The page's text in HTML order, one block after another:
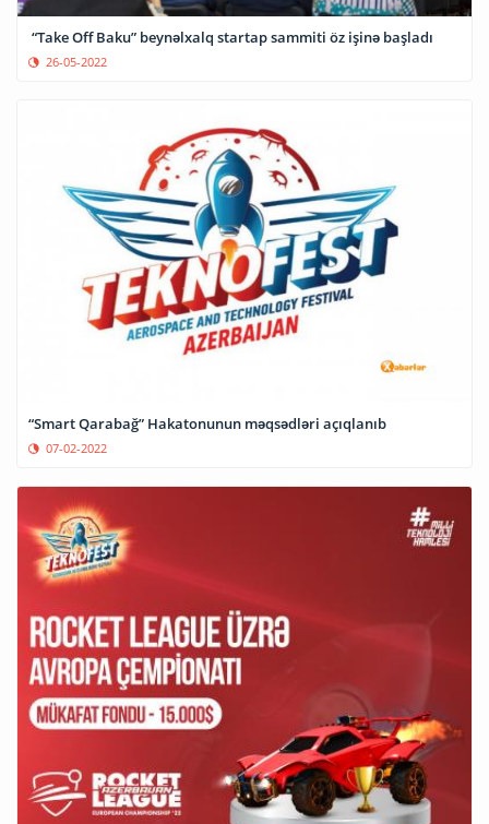
“Take Off Baku” beynəlxalq startap sammiti öz işinə başladı
26-05-2022
“Smart Qarabağ” Hakatonunun məqsədləri açıqlanıb
07-02-2022